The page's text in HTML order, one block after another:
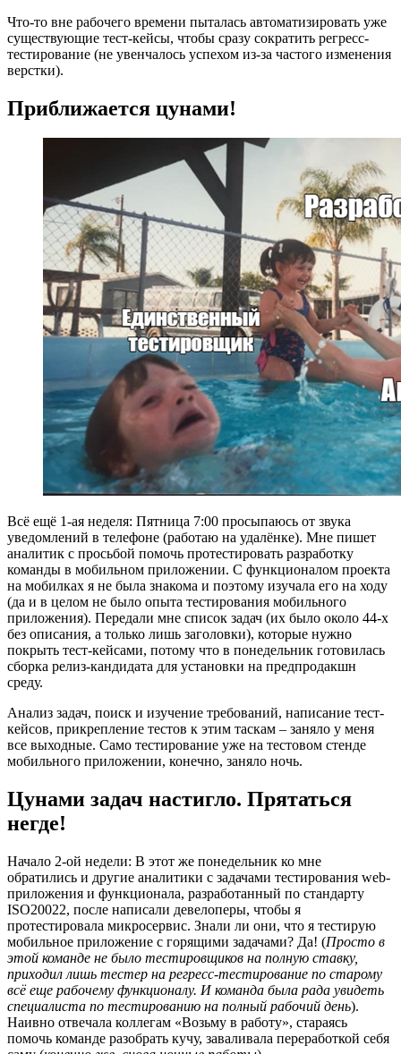
Что-то вне рабочего времени пыталась автоматизировать уже
существующие тест-кейсы, чтобы сразу сократить регресс-
тестирование (не увенчалось успехом из-за частого изменения
верстки).
Приближается цунами!
Всё ещё 1-ая неделя: Пятница 7:00 просыпаюсь от звука
уведомлений в телефоне (работаю на удалёнке). Мне пишет
аналитик с просьбой помочь протестировать разработку
команды в мобильном приложении. С функционалом проекта
на мобилках я не была знакома и поэтому изучала его на ходу
(да и в целом не было опыта тестирования мобильного
приложения). Передали мне список задач (их было около 44-х
без описания, а только лишь заголовки), которые нужно
покрыть тест-кейсами, потому что в понедельник готовилась
сборка релиз-кандидата для установки на предпродакшн
среду.
Анализ задач, поиск и изучение требований, написание тест-
кейсов, прикрепление тестов к этим таскам – заняло у меня
все выходные. Само тестирование уже на тестовом стенде
мобильного приложении, конечно, заняло ночь.
Цунами задач настигло. Прятаться
негде!
Начало 2-ой недели: В этот же понедельник ко мне
обратились и другие аналитики с задачами тестирования web-
приложения и функционала, разработанный по стандарту
ISO20022, после написали девелоперы, чтобы я
протестировала микросервис. Знали ли они, что я тестирую
мобильное приложение с горящими задачами? Да! (Просто в
этой команде не было тестировщиков на полную ставку,
приходил лишь тестер на регресс-тестирование по старому
всё еще рабочему функционалу. И команда была рада увидеть
специалиста по тестированию на полный рабочий день).
Наивно отвечала коллегам «Возьму в работу», стараясь
помочь команде разобрать кучу, заваливала переработкой себя